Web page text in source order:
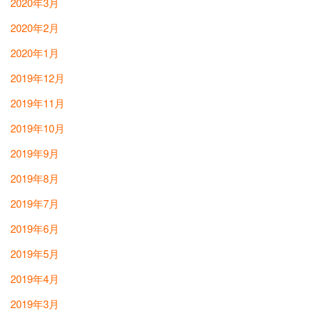
2020年2月
2020年1月
2019年12月
2019年11月
2019年10月
2019年9月
2019年8月
2019年7月
2019年6月
2019年5月
2019年4月
2019年3月